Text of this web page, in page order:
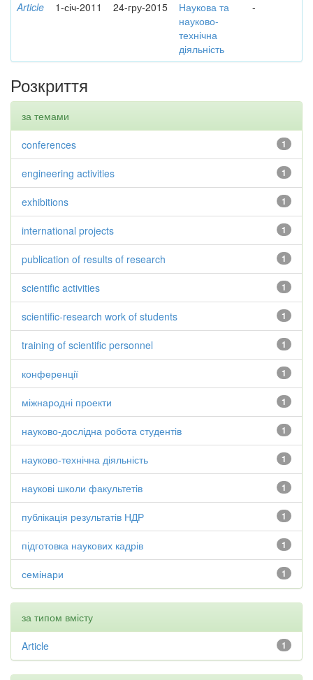
Article 1-січ-2011 24-гру-2015
Наукова та
науково-
технічна
діяльність
-
Розкриття
за темами
1
conferences
1
engineering activities
1
exhibitions
1
international projects
1
publication of results of research
1
scientific activities
1
scientific-research work of students
1
training of scientific personnel
1
конференції
1
міжнародні проекти
1
науково-дослідна робота студентів
1
науково-технічна діяльність
1
наукові школи факультетів
1
публікація результатів НДР
1
підготовка наукових кадрів
1
семінари
за типом вмісту
1
Article